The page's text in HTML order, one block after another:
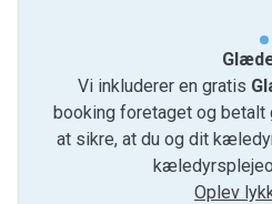
Vi inkluderer en gratis
booking foretaget og betalt
at sikre, at du og dit
Oplev